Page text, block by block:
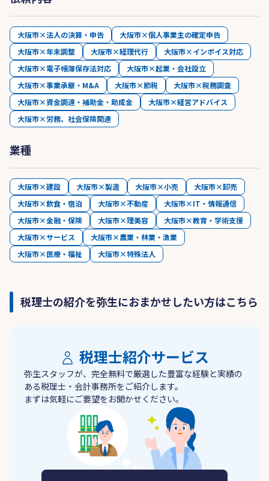
大阪市×法人の決算・申告
大阪市×個人事業主の確定申告
大阪市×年末調整
大阪市×経理代行
大阪市×インボイス対応
大阪市×電子帳簿保存法対応
大阪市×起業・会社設立
大阪市×事業承継・M&A
大阪市×節税
大阪市×税務調査
大阪市×資金調達・補助金・助成金
大阪市×経営アドバイス
大阪市×労務、社会保険関連
業種
大阪市×建設 大阪市×製造 大阪市×小売
大阪市×卸売
大阪市×飲食・宿泊
大阪市×不動産
大阪市×IT・情報通信
大阪市×金融・保険
大阪市×理美容
大阪市×教育・学術支援
大阪市×サービス
大阪市×農業・林業・漁業
大阪市×医療・福祉
大阪市×特殊法人
税理士の紹介を弥生におまかせしたい方はこちら
税理士紹介サービス
弥生スタッフが、完全無料で厳選した豊富な経験と実績の
ある税理士・会計事務所をご紹介します。
まずは気軽にご要望をお聞かせください。